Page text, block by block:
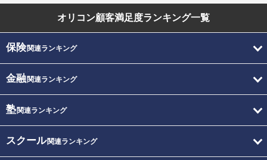
オリコン顧客満足度ランキング一覧
保険関連ランキング
金融関連ランキング
塾関連ランキング
スクール関連ランキング